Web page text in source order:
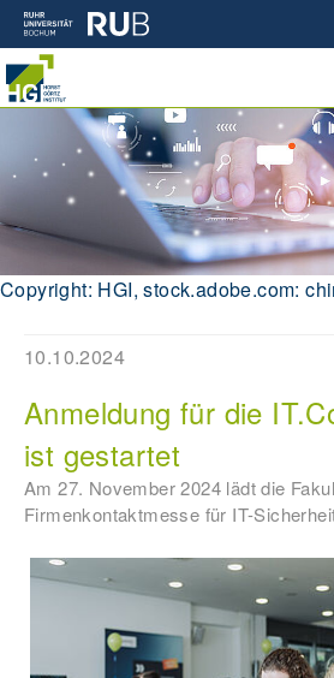
Copyright: HGI, stock.adobe.com:
10.10.2024
Anmeldung für die
ist gestartet
Am 27. November 2024 lädt die
Firmenkontaktmesse für IT-